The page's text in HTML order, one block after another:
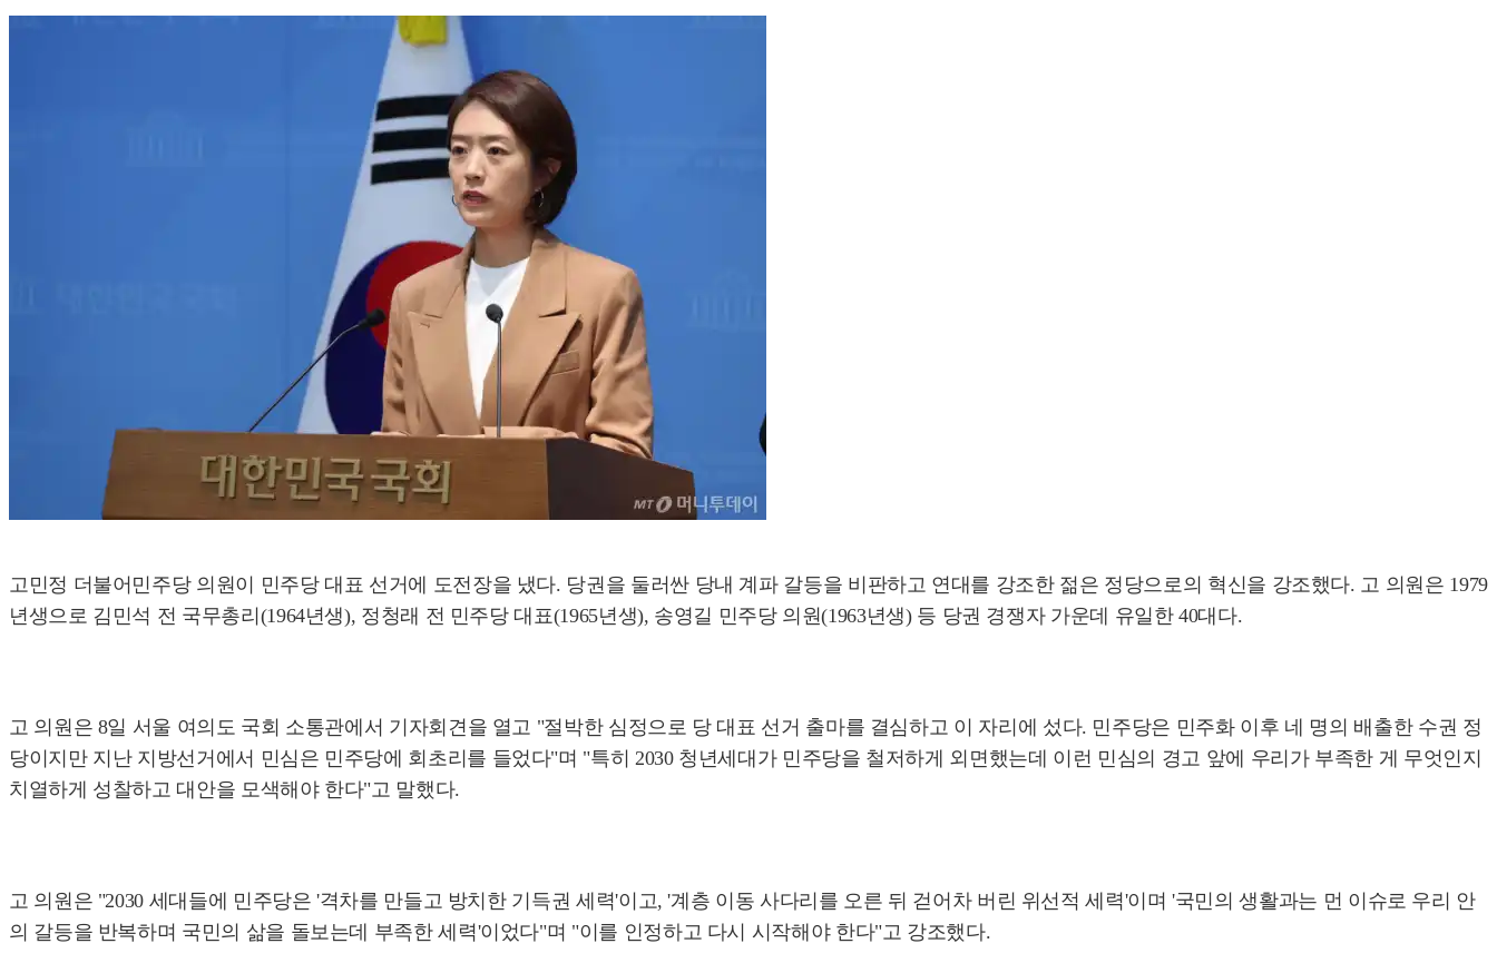
고민정 더불어민주당 의원이 민주당 대표 선거에 도전장을 냈다. 당권을 둘러싼 당내 계파 갈등을 비판하고 연대를 강조한 젊은 정당으로의 혁신을 강조했다. 고 의원은 1979
년생으로 김민석 전 국무총리(1964년생), 정청래 전 민주당 대표(1965년생), 송영길 민주당 의원(1963년생) 등 당권 경쟁자 가운데 유일한 40대다.
고 의원은 8일 서울 여의도 국회 소통관에서 기자회견을 열고 "절박한 심정으로 당 대표 선거 출마를 결심하고 이 자리에 섰다. 민주당은 민주화 이후 네 명의 배출한 수권 정
당이지만 지난 지방선거에서 민심은 민주당에 회초리를 들었다"며 "특히 2030 청년세대가 민주당을 철저하게 외면했는데 이런 민심의 경고 앞에 우리가 부족한 게 무엇인지
치열하게 성찰하고 대안을 모색해야 한다"고 말했다.
고 의원은 "2030 세대들에 민주당은 '격차를 만들고 방치한 기득권 세력'이고, '계층 이동 사다리를 오른 뒤 걷어차 버린 위선적 세력'이며 '국민의 생활과는 먼 이슈로 우리 안
의 갈등을 반복하며 국민의 삶을 돌보는데 부족한 세력'이었다"며 "이를 인정하고 다시 시작해야 한다"고 강조했다.